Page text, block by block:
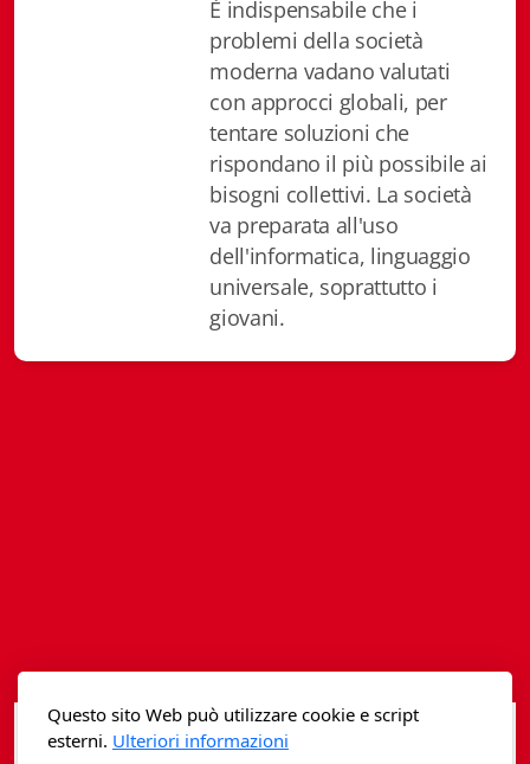
È indispensabile che i
problemi della società
moderna vadano valutati
con approcci globali, per
tentare soluzioni che
rispondano il più possibile ai
bisogni collettivi. La società
va preparata all'uso
dell'informatica, linguaggio
universale, soprattutto i
giovani.
Questo sito Web può utilizzare cookie e script
esterni. Ulteriori informazioni
iQuaderni - fondazioneculturalecollinadoro
Istituzioni - Società - Cittadini
Libella
Varia
Fidia edizioni d'arte